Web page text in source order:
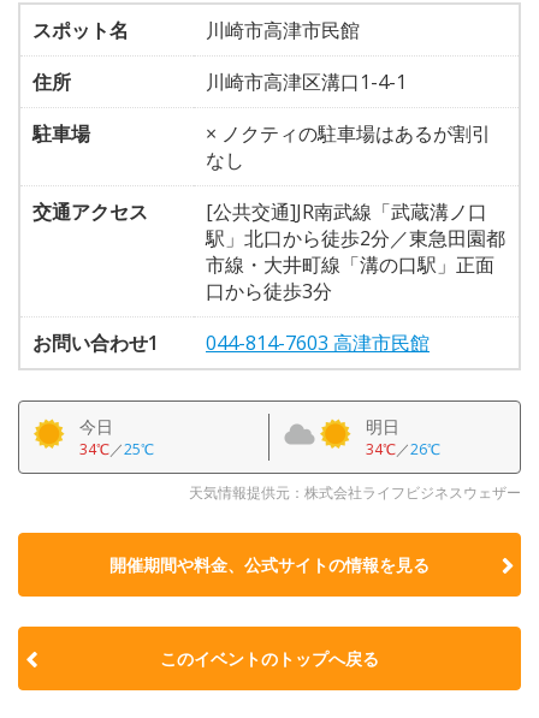
スポット名
川崎市高津市民館
住所
川崎市高津区溝口1-4-1
駐車場
× ノクティの駐車場はあるが割引
なし
交通アクセス
[公共交通]JR南武線「武蔵溝ノ口
駅」北口から徒歩2分／東急田園都
市線・大井町線「溝の口駅」正面
口から徒歩3分
お問い合わせ1
044-814-7603 高津市民館
今日
34℃／25℃
明日
34℃／26℃
天気情報提供元：株式会社ライフビジネスウェザー
開催期間や料金、公式サイトの情報を見る
このイベントのトップへ戻る